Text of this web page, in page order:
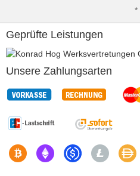
*
Geprüfte Leistungen
Unsere Zahlungsarten